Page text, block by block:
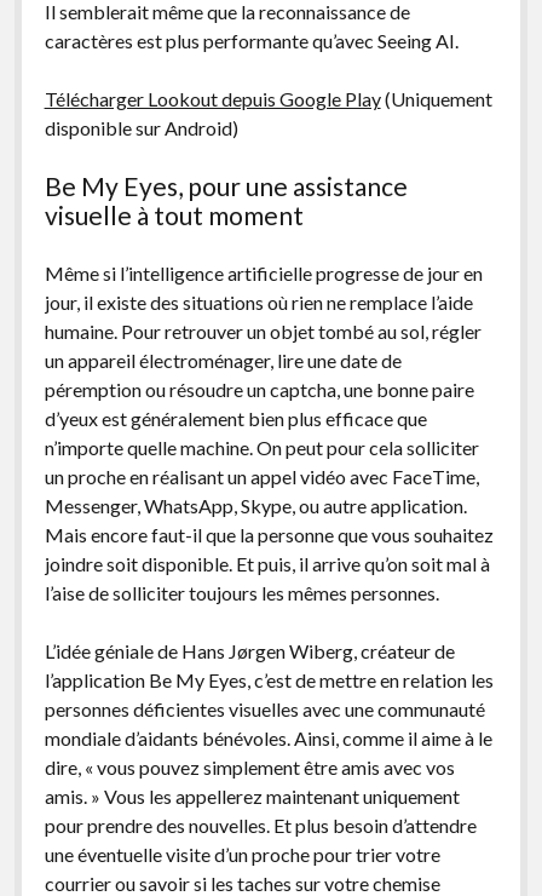
Il semblerait même que la reconnaissance de
caractères est plus performante qu’avec Seeing AI.
Télécharger Lookout depuis Google Play(Uniquement
disponible sur Android)
Be My Eyes, pour une assistance
visuelle à tout moment
Même si l’intelligence artificielle progresse de jour en
jour, il existe des situations où rien ne remplace l’aide
humaine. Pour retrouver un objet tombé au sol, régler
un appareil électroménager, lire une date de
péremption ou résoudre un captcha, une bonne paire
d’yeux est généralement bien plus efficace que
n’importe quelle machine. On peut pour cela solliciter
un proche en réalisant un appel vidéo avec FaceTime,
Messenger, WhatsApp, Skype, ou autre application.
Mais encore faut-il que la personne que vous souhaitez
joindre soit disponible. Et puis, il arrive qu’on soit mal à
l’aise de solliciter toujours les mêmes personnes.
L’idée géniale de Hans Jørgen Wiberg, créateur de
l’application Be My Eyes, c’est de mettre en relation les
personnes déficientes visuelles avec une communauté
mondiale d’aidants bénévoles. Ainsi, comme il aime à le
dire, « vous pouvez simplement être amis avec vos
amis. » Vous les appellerez maintenant uniquement
pour prendre des nouvelles. Et plus besoin d’attendre
une éventuelle visite d’un proche pour trier votre
courrier ou savoir si les taches sur votre chemise